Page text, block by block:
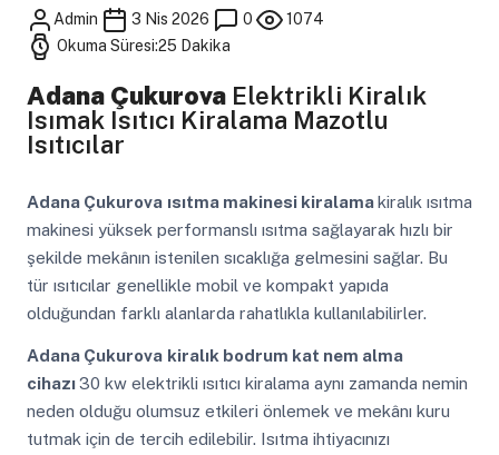
Admin 3 Nis 2026 0
1074
Okuma Süresi:25 Dakika
Adana ÇukurovaElektrikli Kiralık
Isımak Isıtıcı Kiralama Mazotlu
Isıtıcılar
Adana Çukurova ısıtma makinesi kiralamakiralık ısıtma
makinesi yüksek performanslı ısıtma sağlayarak hızlı bir
şekilde mekânın istenilen sıcaklığa gelmesini sağlar. Bu
tür ısıtıcılar genellikle mobil ve kompakt yapıda
olduğundan farklı alanlarda rahatlıkla kullanılabilirler.
Adana Çukurova kiralık bodrum kat nem alma
cihazı30 kw elektrikli ısıtıcı kiralama aynı zamanda nemin
neden olduğu olumsuz etkileri önlemek ve mekânı kuru
tutmak için de tercih edilebilir. Isıtma ihtiyacınızı